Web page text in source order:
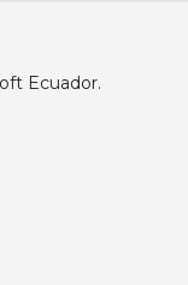
Ecuador.